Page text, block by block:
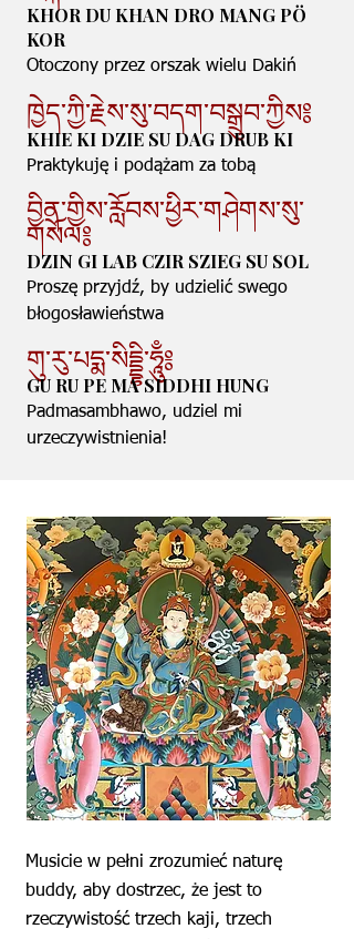
KHOR DU KHAN DRO MANG PÖ
KOR
Otoczony przez orszak wielu Dakiń
ཁྱེད་ཀྱི་རྗེས་སུ་བདག་བསྒྲུབ་ཀྱིས༔
KHIE KI DZIE SU DAG DRUB KI
Praktykuję i podążam za tobą​
བྱིན་གྱིས་རློབས་ཕྱིར་གཤེགས་སུ་
གསོལ༔
DZIN GI LAB CZIR SZIEG SU SOL
Proszę przyjdź, by udzielić swego
błogosławieństwa
གུ་རུ་པདྨ་སིདྡྷི་ཧཱུྃ༔
GU RU PE MA SIDDHI HUNG
Padmasambhawo, udziel mi
urzeczywistnienia!
Musicie w pełni zrozumieć naturę
buddy, aby dostrzec, że jest to
rzeczywistość trzech kaji, trzech